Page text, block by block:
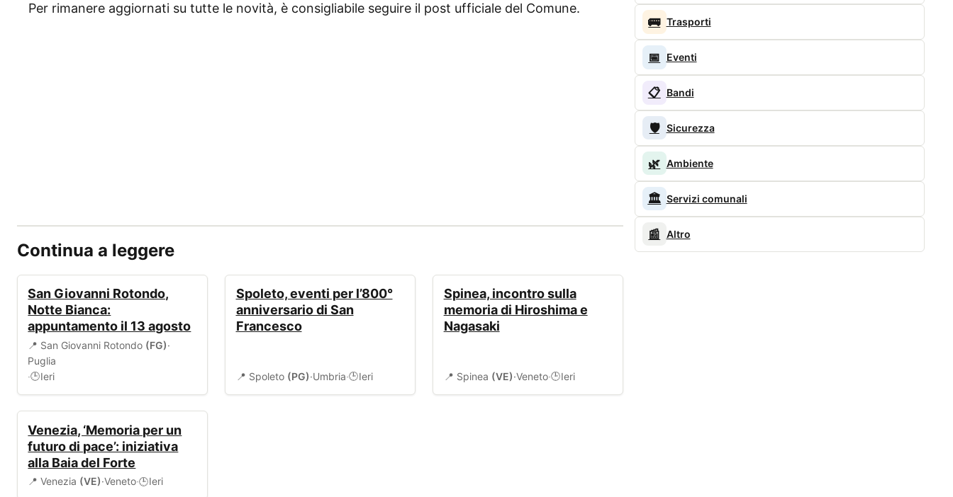
Per rimanere aggiornati su tutte le novità, è consigliabile seguire il post ufficiale del Comune.
Continua a leggere
San Giovanni Rotondo,
Notte Bianca:
appuntamento il 13 agosto
📍 San Giovanni Rotondo (FG)·
Puglia
·🕒Ieri
Spoleto, eventi per l’800°
anniversario di San
Francesco
📍 Spoleto (PG)·Umbria·🕒Ieri
Spinea, incontro sulla
memoria di Hiroshima e
Nagasaki
📍 Spinea (VE)·Veneto·🕒Ieri
Venezia, ‘Memoria per un
futuro di pace’: iniziativa
alla Baia del Forte
📍 Venezia (VE)·Veneto·🕒Ieri
🚌 Trasporti
📅 Eventi
📋 Bandi
🛡️ Sicurezza
🌿 Ambiente
🏛️ Servizi comunali
📰 Altro